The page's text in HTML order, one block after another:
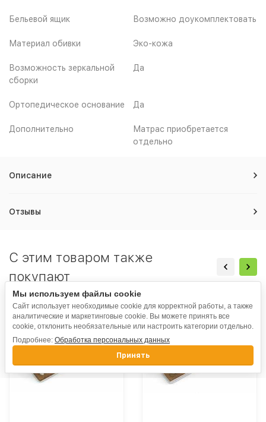
Бельевой ящик Возможно доукомплектовать
Материал обивки Эко-кожа
Возможность зеркальной
сборки
Да
Ортопедическое основание Да
Дополнительно
Матрас приобретается
отдельно
Описание
Отзывы
C этим товаром также
покупают
-13%
Мы используем файлы cookie
Сайт использует необходимые cookie для корректной работы, а также
аналитические и маркетинговые cookie. Вы можете принять все
cookie, отклонить необязательные или настроить категории отдельно.
Подробнее: Обработка персональных данных
Принять